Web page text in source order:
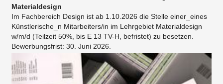
Materialdesign
Im Fachbereich Design ist ab 1.10.2026 die Stelle einer_eines
Künstlerische_n Mitarbeiters/in im Lehrgebiet Materialdesign
w/m/d (Teilzeit 50%, bis E 13 TV-H, befristet) zu besetzen.
Bewerbungsfrist: 30. Juni 2026.